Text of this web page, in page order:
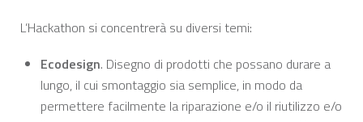
L’Hackathon si concentrerà su diversi temi:
Ecodesign. Disegno di prodotti che possano durare a
lungo, il cui smontaggio sia semplice, in modo da
permettere facilmente la riparazione e/o il riutilizzo e/o